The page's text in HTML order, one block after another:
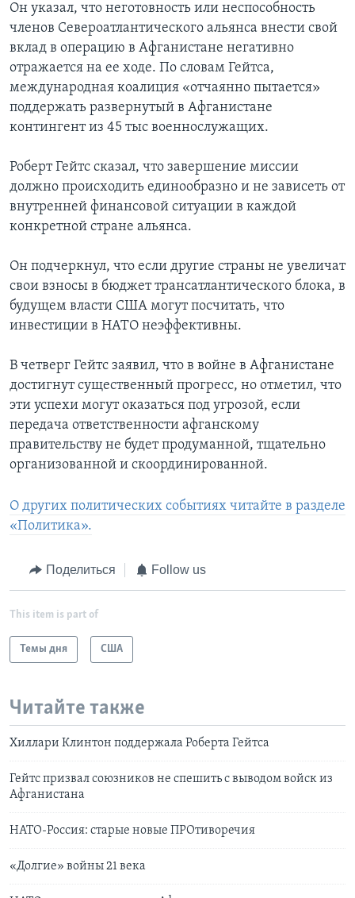
Он указал, что неготовность или неспособность
членов Североатлантического альянса внести свой
вклад в операцию в Афганистане негативно
отражается на ее ходе. По словам Гейтса,
международная коалиция «отчаянно пытается»
поддержать развернутый в Афганистане
контингент из 45 тыс военнослужащих.
Роберт Гейтс сказал, что завершение миссии
должно происходить единообразно и не зависеть от
внутренней финансовой ситуации в каждой
конкретной стране альянса.
Он подчеркнул, что если другие страны не увеличат
свои взносы в бюджет трансатлантического блока, в
будущем власти США могут посчитать, что
инвестиции в НАТО неэффективны.
В четверг Гейтс заявил, что в войне в Афганистане
достигнут существенный прогресс, но отметил, что
эти успехи могут оказаться под угрозой, если
передача ответственности афганскому
правительству не будет продуманной, тщательно
организованной и скоординированной.
О других политических событиях читайте в разделе
«Политика».
Поделиться Follow us
This item is part of
Темы дня США
Читайте также
Хиллари Клинтон поддержала Роберта Гейтса
Гейтс призвал союзников не спешить с выводом войск из
Афганистана
НАТО-Россия: старые новые ПРОтиворечия
«Долгие» войны 21 века